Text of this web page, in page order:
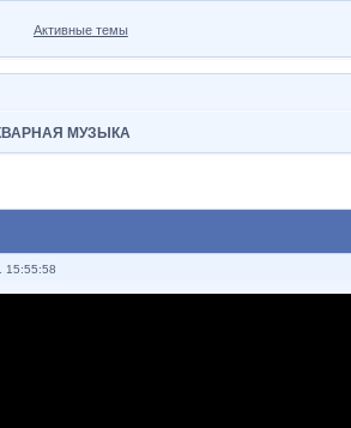
Активные темы
МУЗЫКА
15:55:58